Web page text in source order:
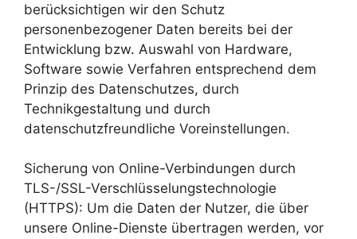
berücksichtigen wir den Schutz
personenbezogener Daten bereits bei der
Entwicklung bzw. Auswahl von Hardware,
Software sowie Verfahren entsprechend dem
Prinzip des Datenschutzes, durch
Technikgestaltung und durch
datenschutzfreundliche Voreinstellungen.
Sicherung von Online-Verbindungen durch
TLS-/SSL-Verschlüsselungstechnologie
(HTTPS): Um die Daten der Nutzer, die über
unsere Online-Dienste übertragen werden, vor